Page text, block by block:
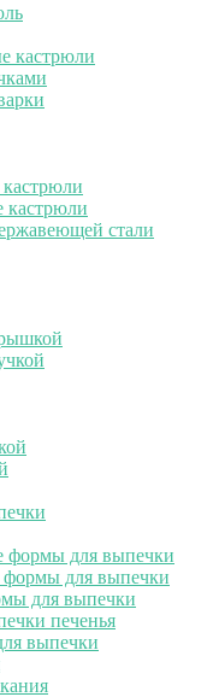
кастрюли
кастрюли
стали
формы для выпечки
для выпечки
для выпечки
печенья
выпечки